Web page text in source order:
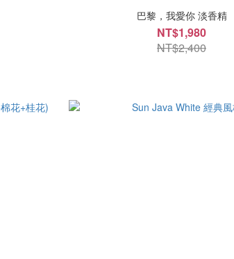
巴黎，我愛你 淡香精
NT$1,980
NT$2,400